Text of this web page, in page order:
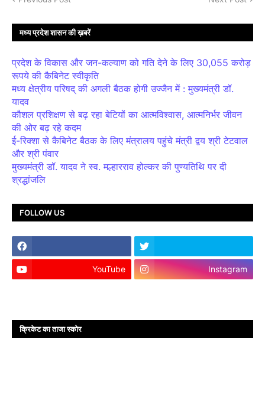
मध्य प्रदेश शासन की ख़बरें
प्रदेश के विकास और जन-कल्याण को गति देने के लिए 30,055 करोड़
रूपये की कैबिनेट स्वीकृति
मध्य क्षेत्रीय परिषद् की अगली बैठक होगी उज्जैन में : मुख्यमंत्री डॉ.
यादव
कौशल प्रशिक्षण से बढ़ रहा बेटियों का आत्मविश्वास, आत्मनिर्भर जीवन
की ओर बढ़ रहे कदम
ई-रिक्शा से कैबिनेट बैठक के लिए मंत्रालय पहुंचे मंत्री द्वय श्री टेटवाल
और श्री पंवार
मुख्यमंत्री डॉ. यादव ने स्व. मल्हारराव होल्कर की पुण्यतिथि पर दी
श्रद्धांजलि
FOLLOW US
YouTube Instagram
क्रिकेट का ताजा स्कोर